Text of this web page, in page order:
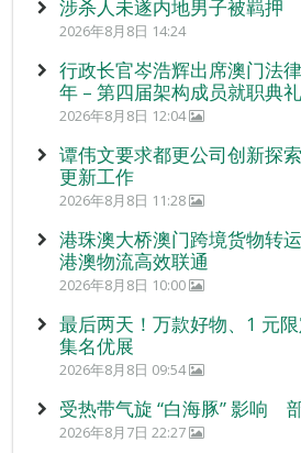
涉杀人未遂内地男子被羁押
2026年8月8日 14:24
行政长官岑浩辉出席澳门法
年 – 第四届架构成员就职典礼
2026年8月8日 12:04
谭伟文要求都更公司创新探
更新工作
2026年8月8日 11:28
港珠澳大桥澳门跨境货物转
港澳物流高效联通
2026年8月8日 10:00
最后两天！万款好物、1 元
集名优展
2026年8月8日 09:54
受热带气旋 “白海豚” 影响
2026年8月7日 22:27